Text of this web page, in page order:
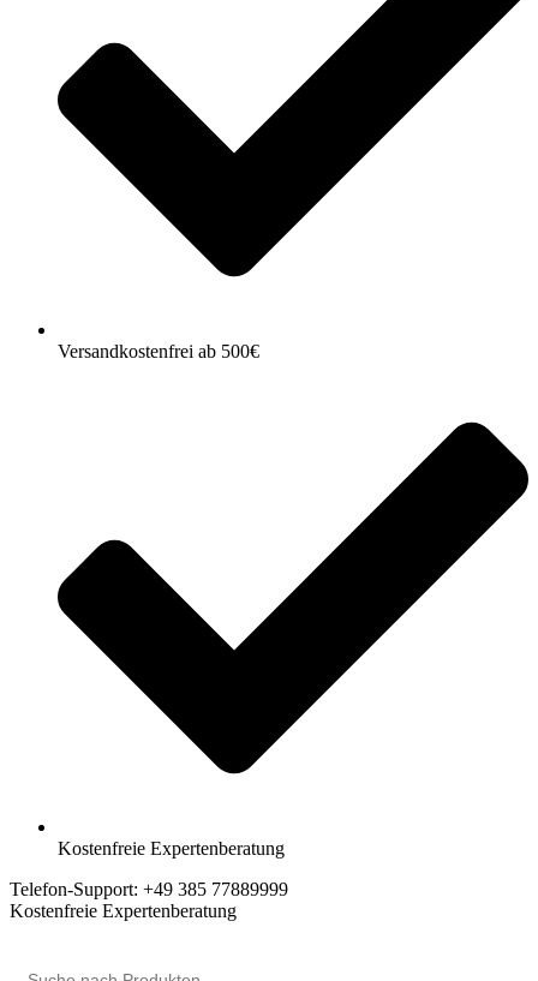
Versandkostenfrei ab 500€
Kostenfreie Expertenberatung
Telefon-Support: +49 385 77889999
Kostenfreie Expertenberatung